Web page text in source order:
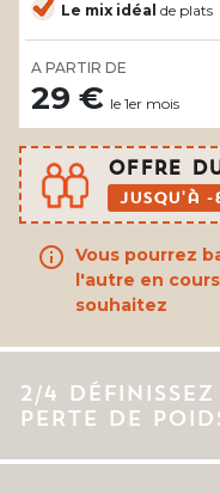
Le mix idéal de plats
A PARTIR DE
29 € le 1er mois
OFFRE
Jusqu'à -
info Vous pourrez
l'autre en
souhaitez
2/4
PERTE DE